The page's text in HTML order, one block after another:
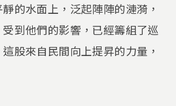
的水面上，泛起陣陣的漣漪，
到他們的影響，已經籌組了巡
股來自民間向上提昇的力量，